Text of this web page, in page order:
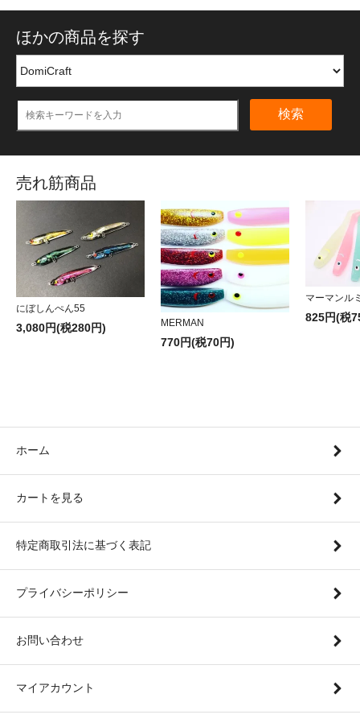
ほかの商品を探す
検索
売れ筋商品
にぼしんぺん55
3,080円(税280円) MERMAN
770円(税70円)
マーマンル
825円(税
ホーム
カートを見る
特定商取引法に基づく表記
プライバシーポリシー
お問い合わせ
マイアカウント